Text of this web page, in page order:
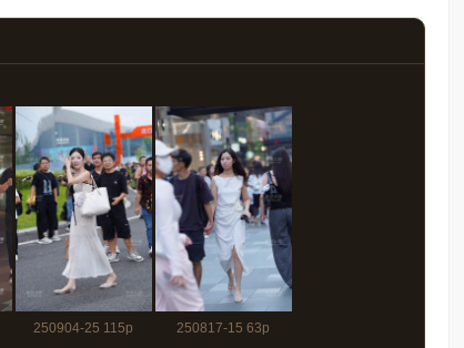
250904-25 115p 250817-15 63p